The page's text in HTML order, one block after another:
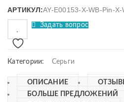
АРТИКУЛ:AY-E00153-X-WB-Pin-X-
Задать вопрос
Категории: Серьги
ОПИСАНИЕ
БОЛЬШЕ ПРЕДЛОЖЕНИЙ